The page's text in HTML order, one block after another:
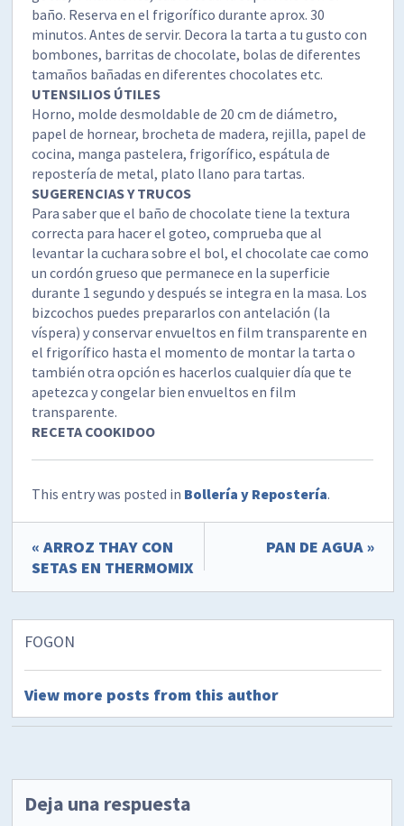
baño. Reserva en el frigorífico durante aprox. 30
minutos. Antes de servir. Decora la tarta a tu gusto con
bombones, barritas de chocolate, bolas de diferentes
tamaños bañadas en diferentes chocolates etc.
UTENSILIOS ÚTILES
Horno, molde desmoldable de 20 cm de diámetro,
papel de hornear, brocheta de madera, rejilla, papel de
cocina, manga pastelera, frigorífico, espátula de
repostería de metal, plato llano para tartas.
SUGERENCIAS Y TRUCOS
Para saber que el baño de chocolate tiene la textura
correcta para hacer el goteo, comprueba que al
levantar la cuchara sobre el bol, el chocolate cae como
un cordón grueso que permanece en la superficie
durante 1 segundo y después se integra en la masa. Los
bizcochos puedes prepararlos con antelación (la
víspera) y conservar envueltos en film transparente en
el frigorífico hasta el momento de montar la tarta o
también otra opción es hacerlos cualquier día que te
apetezca y congelar bien envueltos en film
transparente.
RECETA COOKIDOO
This entry was posted in Bollería y Repostería.
« ARROZ THAY CON
SETAS EN THERMOMIX
PAN DE AGUA »
FOGON
View more posts from this author
Deja una respuesta